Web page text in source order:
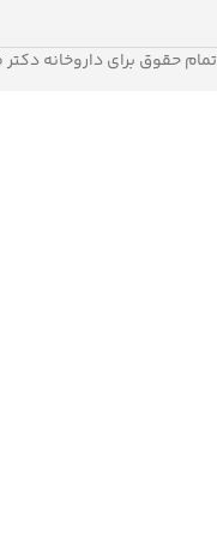
تمام حقوق برای داروخانه